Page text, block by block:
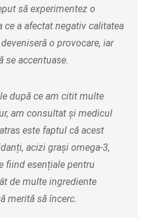
să experimentez o
ce a afectat negativ calitatea
o provocare, iar
se accentuase.
după ce am citit multe
am consultat și medicul
este faptul că acest
acizi grași omega-3,
fiind esențiale pentru
de multe ingrediente
merită să încerc.